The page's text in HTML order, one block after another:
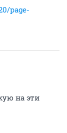
page-
на эти